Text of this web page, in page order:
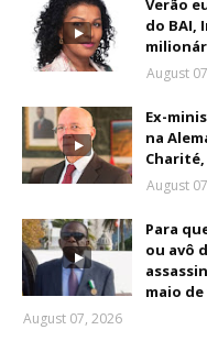
Verão
do BAI,
August
Ex-
na
August
Para
ou avô
maio de
August 07, 2026